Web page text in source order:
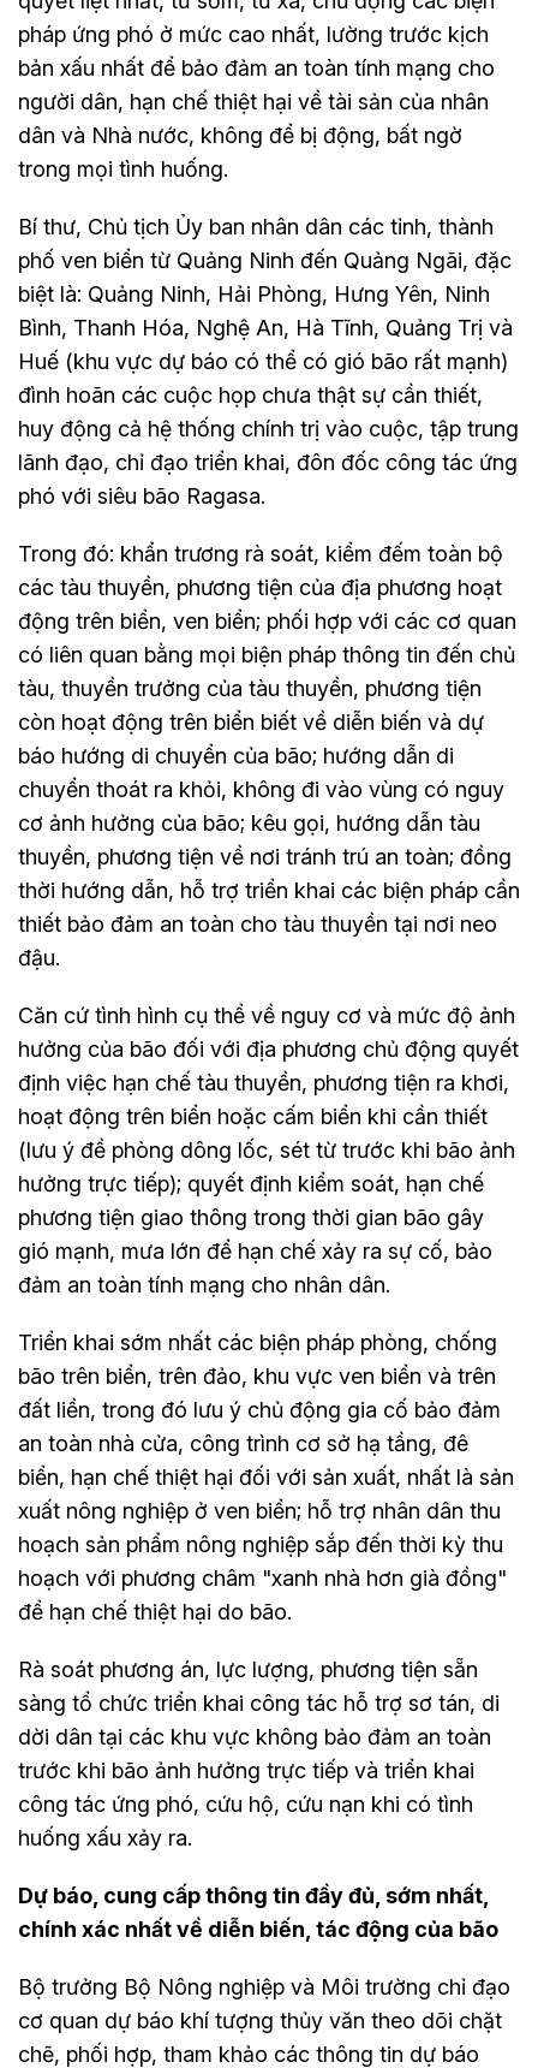
pháp ứng phó ở mức cao nhất, lường trước kịch
bản xấu nhất để bảo đảm an toàn tính mạng cho
người dân, hạn chế thiệt hại về tài sản của nhân
dân và Nhà nước, không để bị động, bất ngờ
trong mọi tình huống.
Bí thư, Chủ tịch Ủy ban nhân dân các tỉnh, thành
phố ven biển từ Quảng Ninh đến Quảng Ngãi, đặc
biệt là: Quảng Ninh, Hải Phòng, Hưng Yên, Ninh
Bình, Thanh Hóa, Nghệ An, Hà Tĩnh, Quảng Trị và
Huế (khu vực dự báo có thể có gió bão rất mạnh)
đình hoãn các cuộc họp chưa thật sự cần thiết,
huy động cả hệ thống chính trị vào cuộc, tập trung
lãnh đạo, chỉ đạo triển khai, đôn đốc công tác ứng
phó với siêu bão Ragasa.
Trong đó: khẩn trương rà soát, kiểm đếm toàn bộ
các tàu thuyền, phương tiện của địa phương hoạt
động trên biển, ven biển; phối hợp với các cơ quan
có liên quan bằng mọi biện pháp thông tin đến chủ
tàu, thuyền trưởng của tàu thuyền, phương tiện
còn hoạt động trên biển biết về diễn biến và dự
báo hướng di chuyển của bão; hướng dẫn di
chuyển thoát ra khỏi, không đi vào vùng có nguy
cơ ảnh hưởng của bão; kêu gọi, hướng dẫn tàu
thuyền, phương tiện về nơi tránh trú an toàn; đồng
thời hướng dẫn, hỗ trợ triển khai các biện pháp cần
thiết bảo đảm an toàn cho tàu thuyền tại nơi neo
đậu.
Căn cứ tình hình cụ thể về nguy cơ và mức độ ảnh
hưởng của bão đối với địa phương chủ động quyết
định việc hạn chế tàu thuyền, phương tiện ra khơi,
hoạt động trên biển hoặc cấm biển khi cần thiết
(lưu ý đề phòng dông lốc, sét từ trước khi bão ảnh
hưởng trực tiếp); quyết định kiểm soát, hạn chế
phương tiện giao thông trong thời gian bão gây
gió mạnh, mưa lớn để hạn chế xảy ra sự cố, bảo
đảm an toàn tính mạng cho nhân dân.
Triển khai sớm nhất các biện pháp phòng, chống
bão trên biển, trên đảo, khu vực ven biển và trên
đất liền, trong đó lưu ý chủ động gia cố bảo đảm
an toàn nhà cửa, công trình cơ sở hạ tầng, đê
biển, hạn chế thiệt hại đối với sản xuất, nhất là sản
xuất nông nghiệp ở ven biển; hỗ trợ nhân dân thu
hoạch sản phẩm nông nghiệp sắp đến thời kỳ thu
hoạch với phương châm "xanh nhà hơn già đồng"
để hạn chế thiệt hại do bão.
Rà soát phương án, lực lượng, phương tiện sẵn
sàng tổ chức triển khai công tác hỗ trợ sơ tán, di
dời dân tại các khu vực không bảo đảm an toàn
trước khi bão ảnh hưởng trực tiếp và triển khai
công tác ứng phó, cứu hộ, cứu nạn khi có tình
huống xấu xảy ra.
Dự báo, cung cấp thông tin đầy đủ, sớm nhất,
chính xác nhất về diễn biến, tác động của bão
Bộ trưởng Bộ Nông nghiệp và Môi trường chỉ đạo
cơ quan dự báo khí tượng thủy văn theo dõi chặt
chẽ, phối hợp, tham khảo các thông tin dự báo